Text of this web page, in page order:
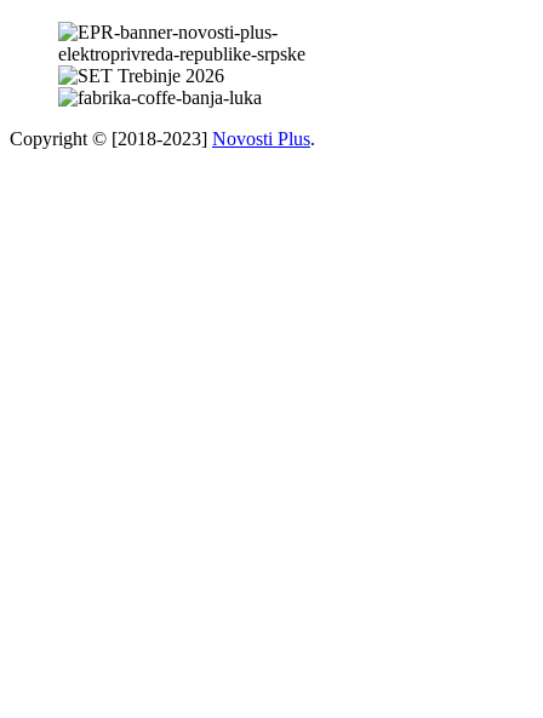
Copyright © [2018-2023] Novosti Plus.